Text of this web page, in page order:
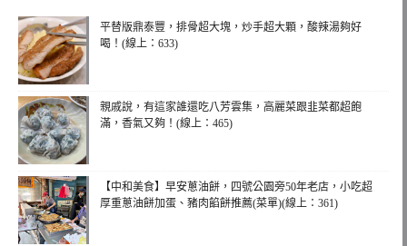
平替版鼎泰豐，排骨超大塊，炒手超大顆，酸辣湯夠好
喝！(線上：633)
親戚說，有這家誰還吃八芳雲集，高麗菜跟韭菜都超飽
滿，香氣又夠！(線上：465)
【中和美食】早安蔥油餅，四號公園旁50年老店，小吃超
厚重蔥油餅加蛋、豬肉餡餅推薦(菜單)(線上：361)